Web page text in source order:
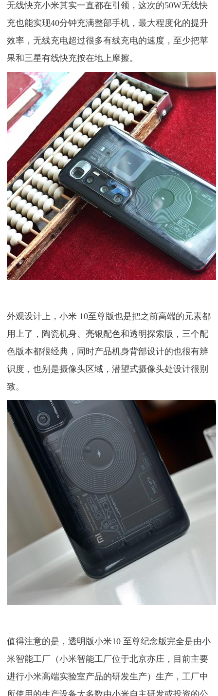
无线快充小米其实一直都在引领，这次的50W无线快
充也能实现40分钟充满整部手机，最大程度化的提升
效率，无线充电超过很多有线充电的速度，至少把苹
果和三星有线快充按在地上摩擦。
外观设计上，小米 10至尊版也是把之前高端的元素都
用上了，陶瓷机身、亮银配色和透明探索版，三个配
色版本都很经典，同时产品机身背部设计的也很有辨
识度，也别是摄像头区域，潜望式摄像头处设计很别
致。
值得注意的是，透明版小米10 至尊纪念版完全是由小
米智能工厂（小米智能工厂位于北京亦庄，目前主要
进行小米高端实验室产品的研发生产）生产，工厂中
所使用的生产设备大多数由小米自主研发或投资的公